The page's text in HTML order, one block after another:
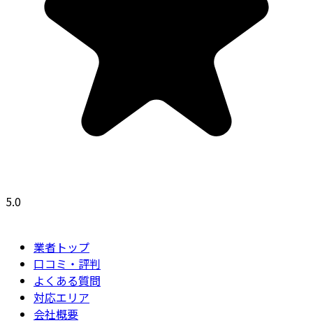
5.0
業者トップ
口コミ・評判
よくある質問
対応エリア
会社概要